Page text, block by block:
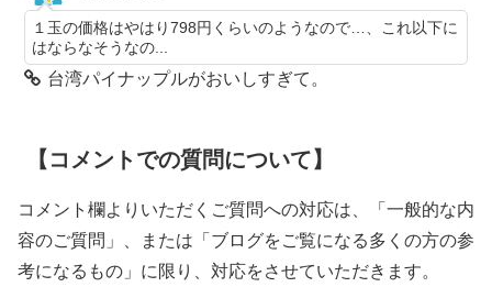
１玉の価格はやはり798円くらいのようなので…、これ以下に
はならなそうなの...
台湾パイナップルがおいしすぎて。
【コメントでの質問について】
コメント欄よりいただくご質問への対応は、「一般的な内
容のご質問」、または「ブログをご覧になる多くの方の参
考になるもの」に限り、対応をさせていただきます。